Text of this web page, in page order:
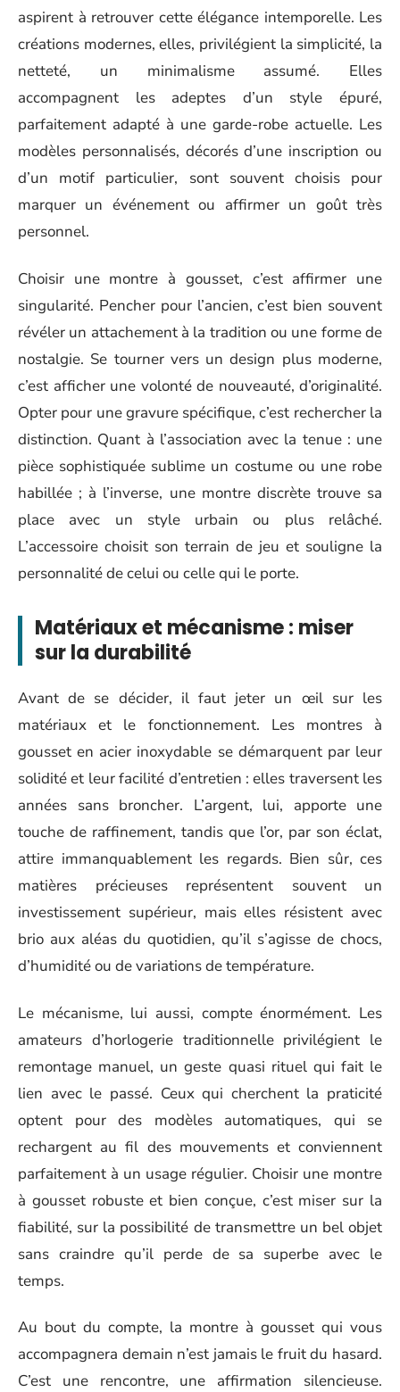
aspirent à retrouver cette élégance intemporelle. Les
créations modernes, elles, privilégient la simplicité, la
netteté, un minimalisme assumé. Elles
accompagnent les adeptes d’un style épuré,
parfaitement adapté à une garde-robe actuelle. Les
modèles personnalisés, décorés d’une inscription ou
d’un motif particulier, sont souvent choisis pour
marquer un événement ou affirmer un goût très
personnel.
Choisir une montre à gousset, c’est affirmer une
singularité. Pencher pour l’ancien, c’est bien souvent
révéler un attachement à la tradition ou une forme de
nostalgie. Se tourner vers un design plus moderne,
c’est afficher une volonté de nouveauté, d’originalité.
Opter pour une gravure spécifique, c’est rechercher la
distinction. Quant à l’association avec la tenue : une
pièce sophistiquée sublime un costume ou une robe
habillée ; à l’inverse, une montre discrète trouve sa
place avec un style urbain ou plus relâché.
L’accessoire choisit son terrain de jeu et souligne la
personnalité de celui ou celle qui le porte.
Matériaux et mécanisme : miser
sur la durabilité
Avant de se décider, il faut jeter un œil sur les
matériaux et le fonctionnement. Les montres à
gousset en acier inoxydable se démarquent par leur
solidité et leur facilité d’entretien : elles traversent les
années sans broncher. L’argent, lui, apporte une
touche de raffinement, tandis que l’or, par son éclat,
attire immanquablement les regards. Bien sûr, ces
matières précieuses représentent souvent un
investissement supérieur, mais elles résistent avec
brio aux aléas du quotidien, qu’il s’agisse de chocs,
d’humidité ou de variations de température.
Le mécanisme, lui aussi, compte énormément. Les
amateurs d’horlogerie traditionnelle privilégient le
remontage manuel, un geste quasi rituel qui fait le
lien avec le passé. Ceux qui cherchent la praticité
optent pour des modèles automatiques, qui se
rechargent au fil des mouvements et conviennent
parfaitement à un usage régulier. Choisir une montre
à gousset robuste et bien conçue, c’est miser sur la
fiabilité, sur la possibilité de transmettre un bel objet
sans craindre qu’il perde de sa superbe avec le
temps.
Au bout du compte, la montre à gousset qui vous
accompagnera demain n’est jamais le fruit du hasard.
C’est une rencontre, une affirmation silencieuse.